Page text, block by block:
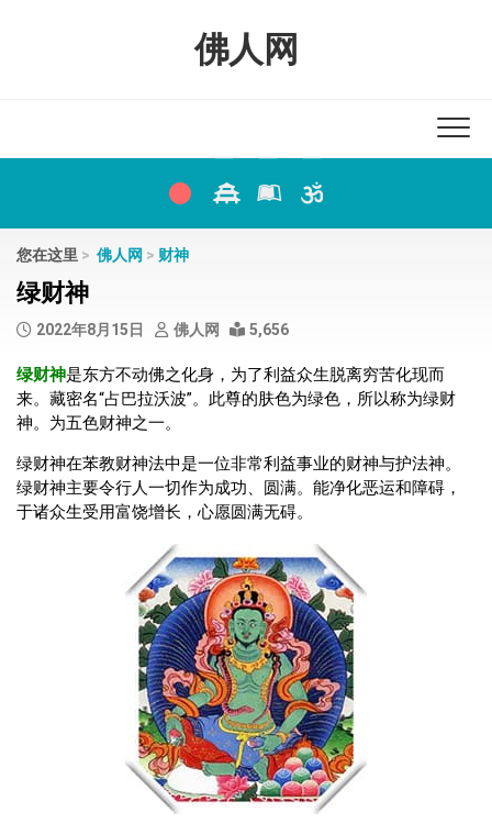
佛人网
您在这里 > 佛人网 > 财神
绿财神
2022年8月15日 佛人网 5,656
绿财神是东方不动佛之化身，为了利益众生脱离穷苦化现而
来。藏密名“占巴拉沃波”。此尊的肤色为绿色，所以称为绿财
神。为五色财神之一。
绿财神在苯教财神法中是一位非常利益事业的财神与护法神。
绿财神主要令行人一切作为成功、圆满。能净化恶运和障碍，
于诸众生受用富饶增长，心愿圆满无碍。